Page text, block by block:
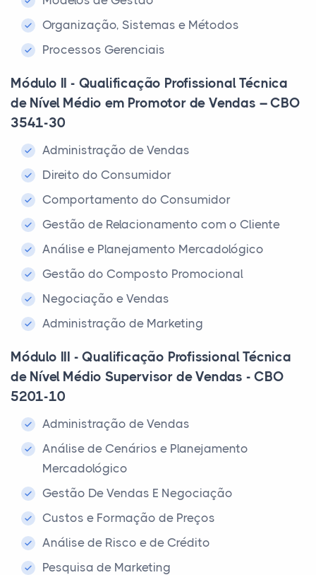
Organização, Sistemas e Métodos
Processos Gerenciais
Módulo II - Qualificação Profissional Técnica
de Nível Médio em Promotor de Vendas – CBO
3541-30
Administração de Vendas
Direito do Consumidor
Comportamento do Consumidor
Gestão de Relacionamento com o Cliente
Análise e Planejamento Mercadológico
Gestão do Composto Promocional
Negociação e Vendas
Administração de Marketing
Módulo III - Qualificação Profissional Técnica
de Nível Médio Supervisor de Vendas - CBO
5201-10
Administração de Vendas
Análise de Cenários e Planejamento
Mercadológico
Gestão De Vendas E Negociação
Custos e Formação de Preços
Análise de Risco e de Crédito
Pesquisa de Marketing